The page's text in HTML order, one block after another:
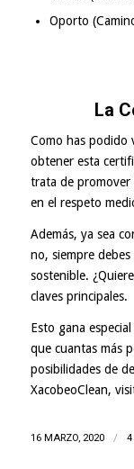
Oporto
La
Como has podido
obtener esta
trata de promover
en el respeto
Además, ya sea
no, siempre
sostenible.
claves principales.
Esto gana
que cuantas más
posibilidades de
XacobeoClean,
16 MARZO, 2020 / 4